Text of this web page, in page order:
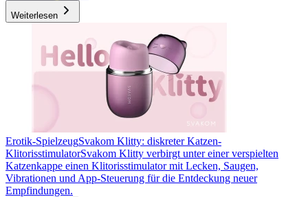
Weiterlesen
Erotik-SpielzeugSvakom Klitty: diskreter Katzen-
KlitorisstimulatorSvakom Klitty verbirgt unter einer verspielten
Katzenkappe einen Klitorisstimulator mit Lecken, Saugen,
Vibrationen und App-Steuerung für die Entdeckung neuer
Empfindungen.